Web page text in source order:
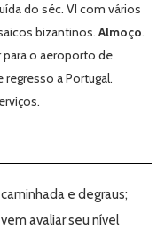
do séc. VI com vários
bizantinos.Almoço.
para o aeroporto de
a Portugal.
e degraus;
avaliar seu nível